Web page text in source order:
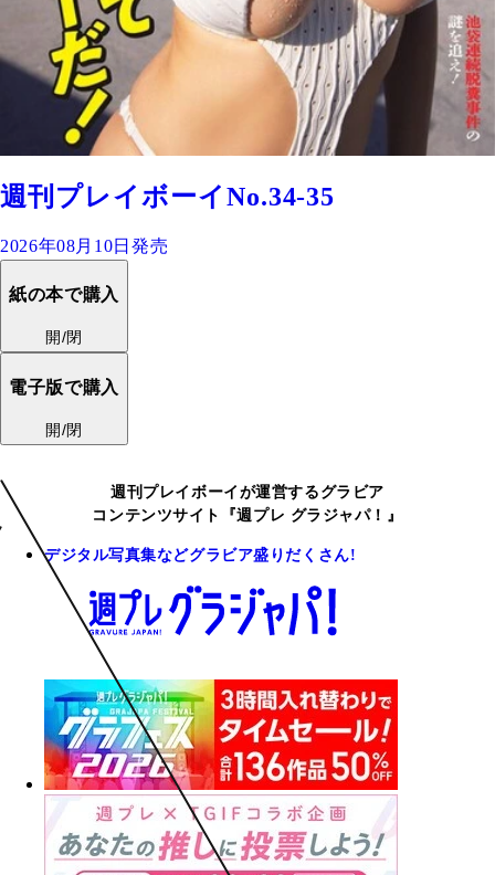
週刊プレイボーイNo.34-35
2026年08月10日発売
紙の本で購入
開/閉
電子版で購入
開/閉
週刊プレイボーイが運営するグラビア
コンテンツサイト『週プレ グラジャパ！』
デジタル写真集などグラビア盛りだくさん!